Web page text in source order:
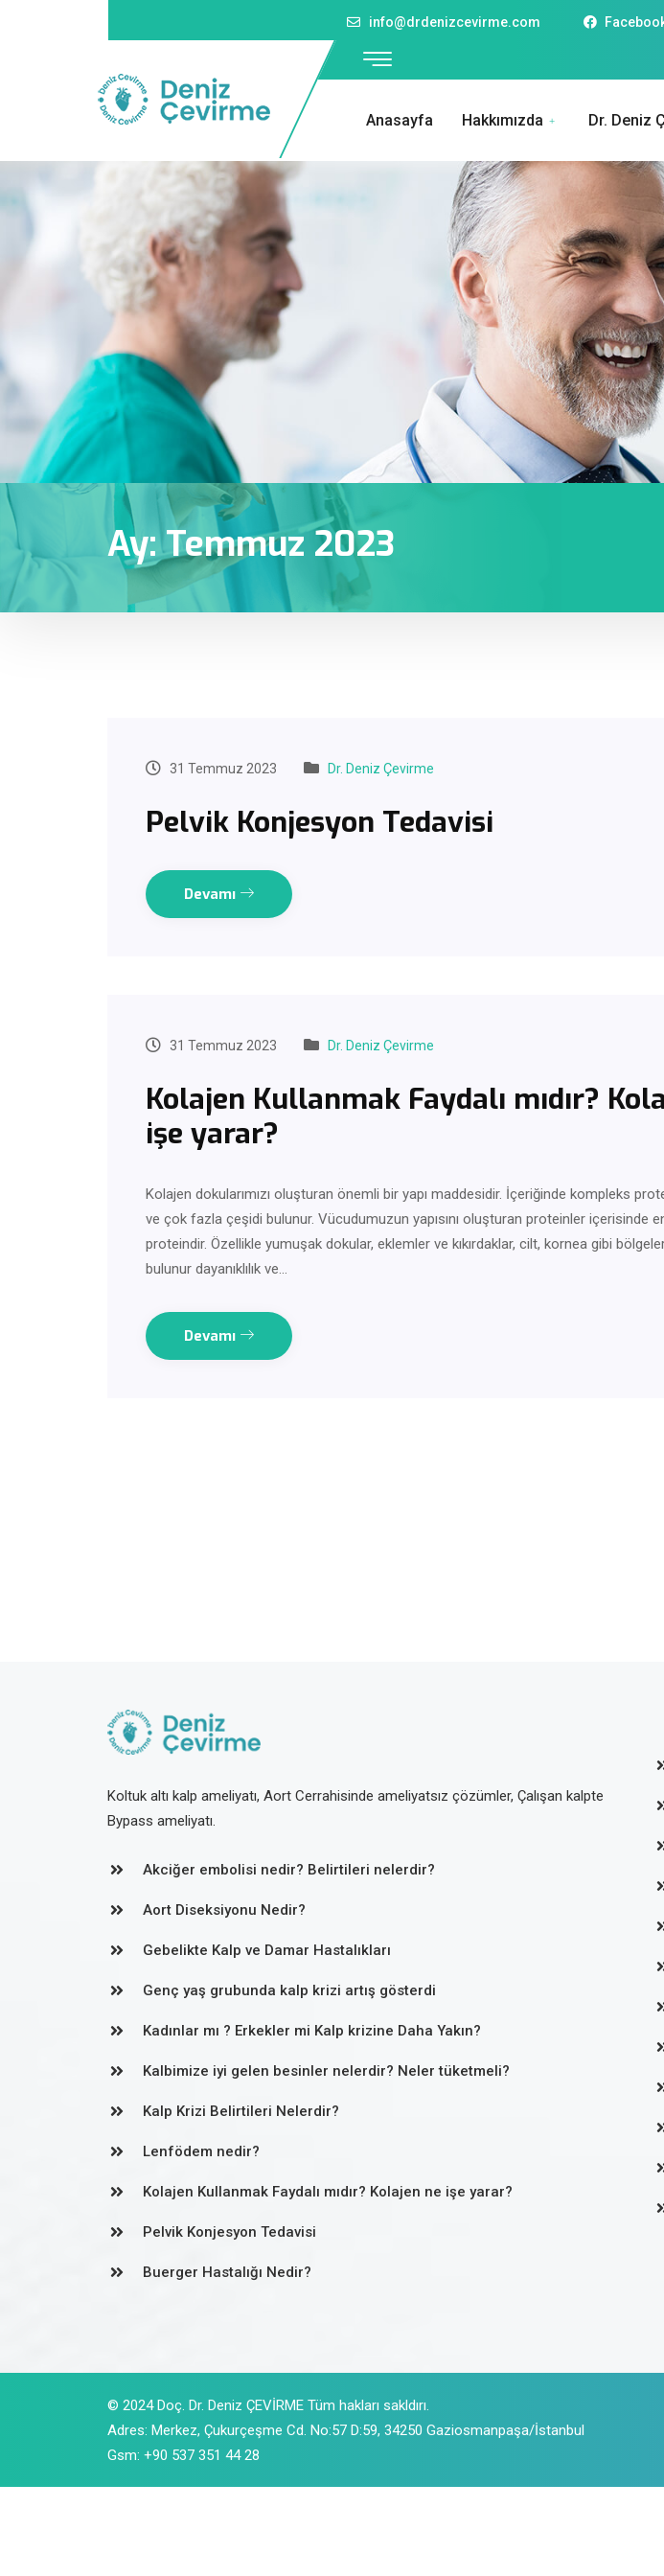
info@drdenizcevirme.com
Anasayfa Hakkımızda Dr. Deniz
Ay:Temmuz 2023
31 Temmuz 2023 Dr. Deniz Çevirme
Pelvik Konjesyon Tedavisi
Devamı
31 Temmuz 2023 Dr. Deniz Çevirme
Kolajen Kullanmak Faydalı mıdır?
işe yarar?
Kolajen dokularımızı oluşturan önemli bir yapı maddesidir. İçeriğinde kompleks
ve çok fazla çeşidi bulunur. Vücudumuzun yapısını oluşturan proteinler içerisinde
proteindir. Özellikle yumuşak dokular, eklemler ve kıkırdaklar, cilt, kornea gibi
bulunur dayanıklılık ve…
Devamı
Koltuk altı kalp ameliyatı, Aort Cerrahisinde ameliyatsız çözümler, Çalışan kalpte
Bypass ameliyatı.
Akciğer embolisi nedir? Belirtileri nelerdir?
Aort Diseksiyonu Nedir?
Gebelikte Kalp ve Damar Hastalıkları
Genç yaş grubunda kalp krizi artış gösterdi
Kadınlar mı ? Erkekler mi Kalp krizine Daha Yakın?
Kalbimize iyi gelen besinler nelerdir? Neler tüketmeli?
Kalp Krizi Belirtileri Nelerdir?
Lenfödem nedir?
Kolajen Kullanmak Faydalı mıdır? Kolajen ne işe yarar?
Pelvik Konjesyon Tedavisi
Buerger Hastalığı Nedir?
© 2024 Doç. Dr. Deniz ÇEVİRME Tüm hakları sakldırı.
Adres: Merkez, Çukurçeşme Cd. No:57 D:59, 34250 Gaziosmanpaşa/İstanbul
Gsm: +90 537 351 44 28